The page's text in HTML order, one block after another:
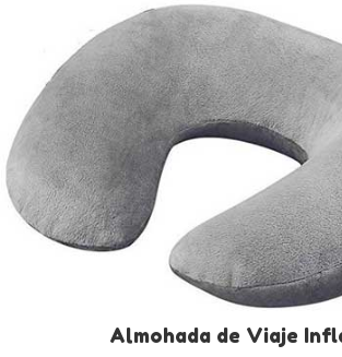
Almohada de Viaje